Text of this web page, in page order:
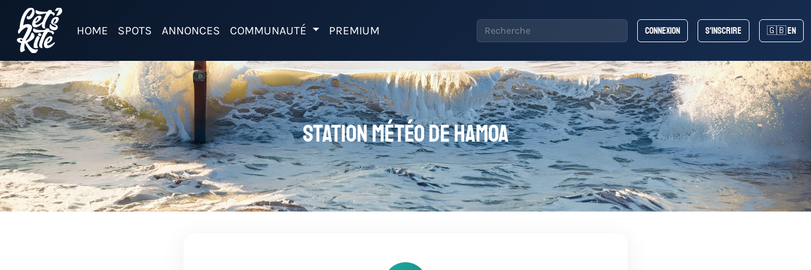
HOME SPOTS ANNONCES COMMUNAUTÉ PREMIUM Connexion S'inscrire 🇬🇧 EN
Station météo de Hamoa